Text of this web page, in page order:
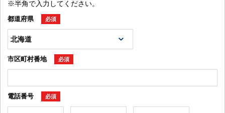
※半角で入力してください。
都道府県 必須
市区町村番地 必須
電話番号 必須